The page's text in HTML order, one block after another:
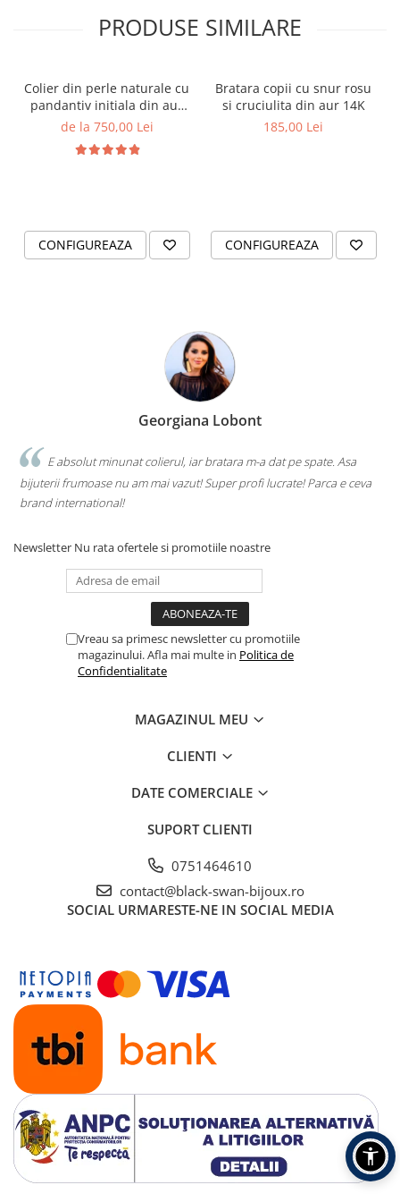
PRODUSE SIMILARE
Colier din perle naturale cu
pandantiv initiala din aur
14K si bilute din aur 14K de
de la 750,00 Lei
CONFIGUREAZA
Bratara copii cu snur rosu
si cruciulita din aur 14K
185,00 Lei
CONFIGUREAZA
Georgiana Lobont
E absolut minunat colierul, iar bratara m-a dat pe spate. Asa
bijuterii frumoase nu am mai vazut! Super profi lucrate! Parca e ceva
brand international!
Newsletter Nu rata ofertele si promotiile noastre
Vreau sa primesc newsletter cu promotiile
magazinului. Afla mai multe in Politica de
Confidentialitate
MAGAZINUL MEU
CLIENTI
DATE COMERCIALE
SUPORT CLIENTI
0751464610
contact@black-swan-bijoux.ro
SOCIAL URMARESTE-NE IN SOCIAL MEDIA